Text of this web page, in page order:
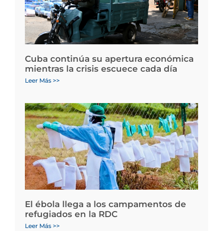
Cuba continúa su apertura económica
mientras la crisis escuece cada día
Leer Más >>
El ébola llega a los campamentos de
refugiados en la RDC
Leer Más >>